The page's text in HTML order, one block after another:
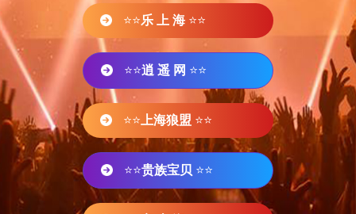
⭐⭐乐 上 海 ⭐⭐
⭐⭐逍 遥 网 ⭐⭐
⭐⭐ 上海狼盟 ⭐⭐
⭐⭐贵族宝贝 ⭐⭐